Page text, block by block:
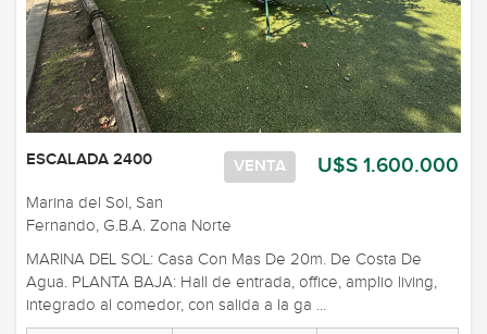
U$S 1.600.000
VENTA
ESCALADA 2400
Marina del Sol, San
Fernando, G.B.A. Zona Norte
MARINA DEL SOL: Casa Con Mas De 20m. De Costa De
Agua. PLANTA BAJA: Hall de entrada, office, amplio living,
integrado al comedor, con salida a la ga ...